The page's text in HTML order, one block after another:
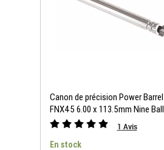
Canon de précision Power Barrel
FNX45 6.00 x 113.5mm Nine Ball
1 Avis
En stock